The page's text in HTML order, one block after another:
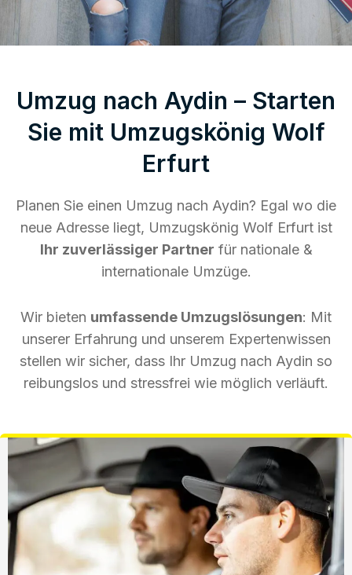
Umzug nach Aydin – Starten
Sie mit Umzugskönig Wolf
Erfurt
Planen Sie einen Umzug nach Aydin? Egal wo die
neue Adresse liegt, Umzugskönig Wolf Erfurt ist
Ihr zuverlässiger Partner für nationale &
internationale Umzüge.
Wir bieten umfassende Umzugslösungen: Mit
unserer Erfahrung und unserem Expertenwissen
stellen wir sicher, dass Ihr Umzug nach Aydin so
reibungslos und stressfrei wie möglich verläuft.